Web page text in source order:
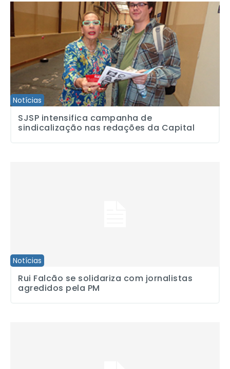
Notícias
SJSP intensifica campanha de sindicalização nas redações da
SJSP intensifica campanha de
sindicalização nas redações da Capital
Notícias
Rui Falcão se solidariza com jornalistas
agredidos pela PM